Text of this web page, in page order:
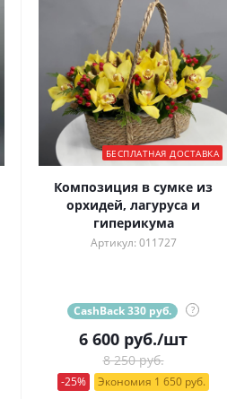
БЕСПЛАТНАЯ ДОСТАВКА
Композиция в сумке из
орхидей, лагуруса и
гиперикума
Артикул: 011727
CashBack 330 руб. ?
6 600 руб./шт
8 250 руб.
-25% Экономия 1 650 руб.